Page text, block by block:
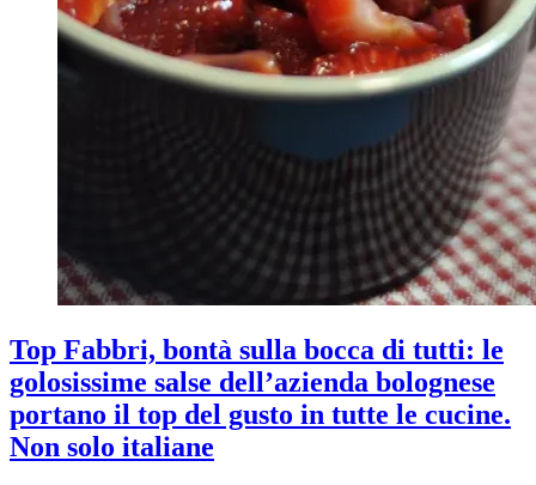
Top Fabbri, bontà sulla bocca di tutti: le
golosissime salse dell’azienda bolognese
portano il top del gusto in tutte le cucine.
Non solo italiane